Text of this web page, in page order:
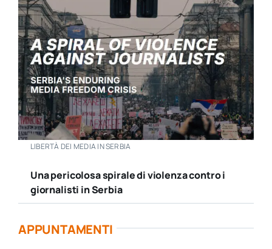
LIBERTÀ DEI MEDIA IN SERBIA
Una pericolosa spirale di violenza contro i
giornalisti in Serbia
APPUNTAMENTI